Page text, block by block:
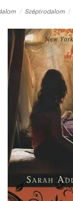
Szépirodalom